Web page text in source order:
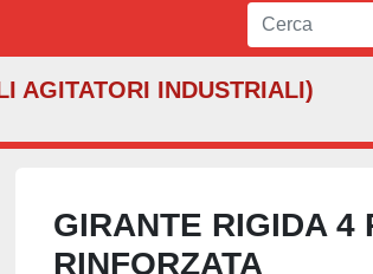
AGITATORI INDUSTRIALI)
GIRANTE RIGIDA 4
RINFORZATA